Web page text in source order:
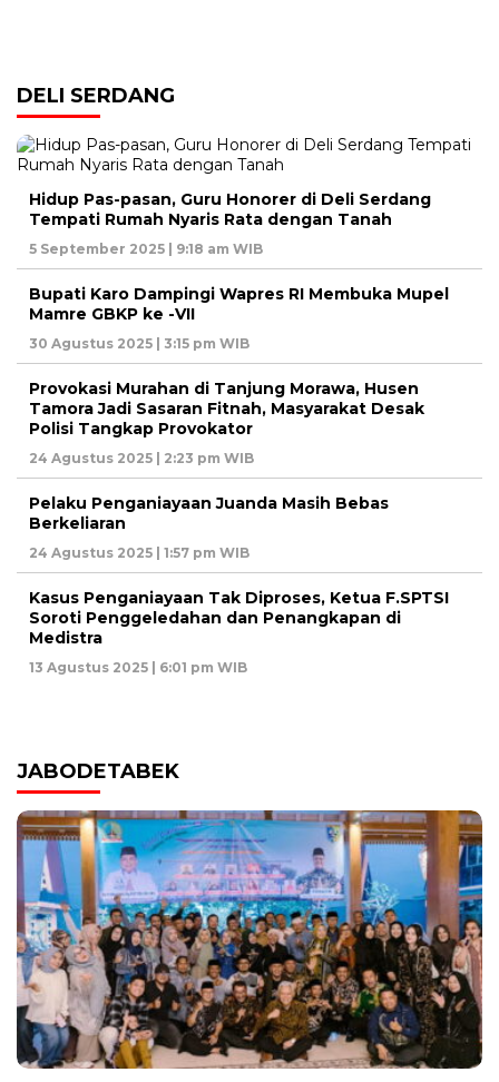
DELI SERDANG
Hidup Pas-pasan, Guru Honorer di Deli Serdang
Tempati Rumah Nyaris Rata dengan Tanah
5 September 2025 | 9:18 am WIB
Bupati Karo Dampingi Wapres RI Membuka Mupel
Mamre GBKP ke -VII
30 Agustus 2025 | 3:15 pm WIB
Provokasi Murahan di Tanjung Morawa, Husen
Tamora Jadi Sasaran Fitnah, Masyarakat Desak
Polisi Tangkap Provokator
24 Agustus 2025 | 2:23 pm WIB
Pelaku Penganiayaan Juanda Masih Bebas
Berkeliaran
24 Agustus 2025 | 1:57 pm WIB
Kasus Penganiayaan Tak Diproses, Ketua F.SPTSI
Soroti Penggeledahan dan Penangkapan di
Medistra
13 Agustus 2025 | 6:01 pm WIB
JABODETABEK